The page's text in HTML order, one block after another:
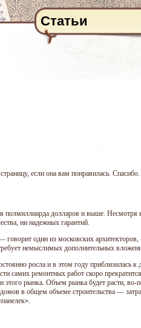
Статьи
если она вам понравилась. Спасибо.
полмиллиарда долларов и выше.
ни надежных гарантий.
говорит один из московских
немыслимых дополнительных
росла и в этом году приблизилась
самих ремонтных работ скоро
этого рынка. Объем рынка будет расти,
в общем объеме строительства —